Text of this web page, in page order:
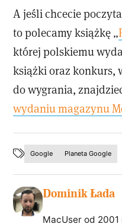
A jeśli chcecie
to polecamy książkę „
której polskiemu
książki oraz konkurs,
do wygrania,
wydaniu magazynu
Google Planeta Google
Dominik Łada
MacUser od